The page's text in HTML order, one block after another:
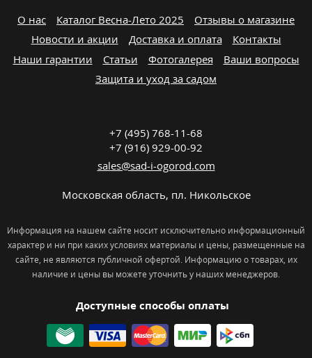
О нас Каталог Весна-Лето 2025
Отзывы о магазине
Новости и акции
Доставка и оплата
Контакты
Наши гарантии
Статьи Фотогалерея
Ваши вопросы
Защита и уход за садом
Доступные способы оплаты
+7 (495) 768-11-68
+7 (916) 929-00-92
sales@sad-i-ogorod.com
Московская область, пл. Никольcкое
Информация на нашем сайте носит исключительно информационный
характер и ни при каких условиях материалы и цены, размещенные на
сайте, не являются публичной офертой. Информацию о товарах, их
наличие и цены вы можете уточнить у наших менеджеров.